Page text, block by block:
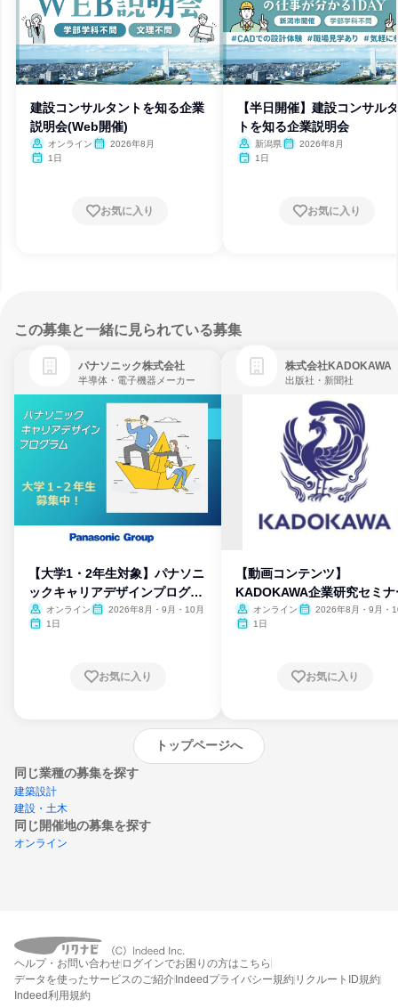
建設コンサルタントを知る企業
説明会(Web開催)
オンライン
2026年8月
1日
お気に入り
【半日開催】建設コンサル
トを知る企業説明会
新潟県
2026年8月
1日
お気に入り
この募集と一緒に見られている募集
パナソニック株式会社
半導体・電子機器メーカー
【大学1・2年生対象】パナソニ
ックキャリアデザインプログラ
ム
オンライン
2026年8月・9月・10月
1日
お気に入り
株式会社KADOKAWA
出版社・新聞社
【動画コンテンツ】
KADOKAWA企業研究セミナ
オンライン
2026年8月・9月・
1日
お気に入り
トップページへ
同じ業種の募集を探す
建築設計
建設・土木
同じ開催地の募集を探す
オンライン
エントリーするとプログラムの詳細案内を
受け取れるようになります
ヘルプ・お問い合わせ ログインでお困りの方はこちら
データを使ったサービスのご紹介 Indeedプライバシー規約 リクルートID規約
Indeed利用規約